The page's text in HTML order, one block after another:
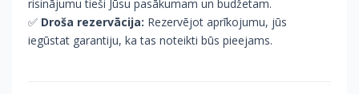
risinājumu tieši Jūsu pasākumam un budžetam.
✅ Droša rezervācija: Rezervējot aprīkojumu, jūs
iegūstat garantiju, ka tas noteikti būs pieejams.